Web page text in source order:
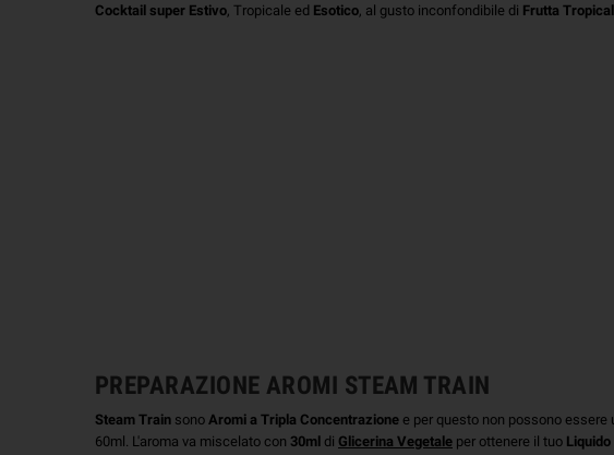
Cocktail super Estivo , Tropicale ed Esotico , al gusto inconfondibile di Frutta
PREPARAZIONE AROMI STEAM TRAIN
Steam Train sono Aromi a Tripla Concentrazione e per questo non possono
60ml. L'aroma va miscelato con 30ml di Glicerina Vegetale per ottenere il tuo